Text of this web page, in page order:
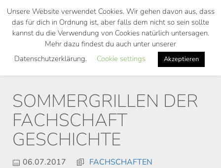
Skip
main
SOMMERGRILLEN DER
FACHSCHAFT
GESCHICHTE
06.07.2017 FACHSCHAFTEN
Unsere Website verwendet Cookies. Wir gehen davon aus, dass
das für dich in Ordnung ist, aber falls dem nicht so sein sollte
kannst du die Verwendung von Cookies natürlich untersagen.
Mehr dazu findest du auch unter unserer
Datenschutzerklärung.
Cookie settings Akzeptieren